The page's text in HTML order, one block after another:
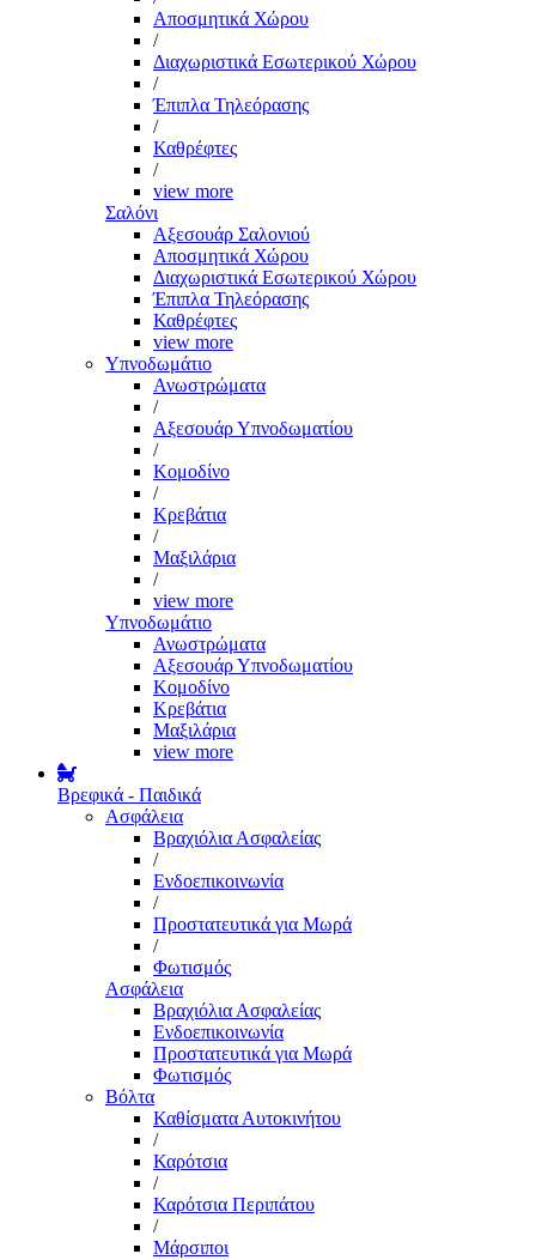
Αποσμητικά Χώρου
/
Διαχωριστικά Εσωτερικού Χώρου
/
Έπιπλα Τηλεόρασης
/
Καθρέφτες
/
view more
Σαλόνι
Αξεσουάρ Σαλονιού
Αποσμητικά Χώρου
Διαχωριστικά Εσωτερικού Χώρου
Έπιπλα Τηλεόρασης
Καθρέφτες
view more
Υπνοδωμάτιο
Ανωστρώματα
/
Αξεσουάρ Υπνοδωματίου
/
Κομοδίνο
/
Κρεβάτια
/
Μαξιλάρια
/
view more
Υπνοδωμάτιο
Ανωστρώματα
Αξεσουάρ Υπνοδωματίου
Κομοδίνο
Κρεβάτια
Μαξιλάρια
view more
Βρεφικά - Παιδικά
Ασφάλεια
Βραχιόλια Ασφαλείας
/
Ενδοεπικοινωνία
/
Προστατευτικά για Μωρά
/
Φωτισμός
Ασφάλεια
Βραχιόλια Ασφαλείας
Ενδοεπικοινωνία
Προστατευτικά για Μωρά
Φωτισμός
Βόλτα
Καθίσματα Αυτοκινήτου
/
Καρότσια
/
Καρότσια Περιπάτου
/
Μάρσιποι